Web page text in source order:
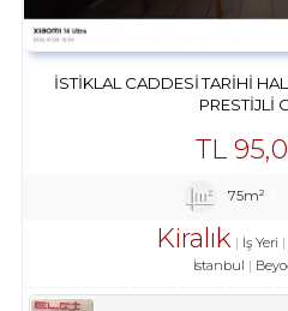
İSTIKLAL CADDESI TARIHI
PRESTIJLI
TL
75m²
Kiralık İş Yeri
İstanbul